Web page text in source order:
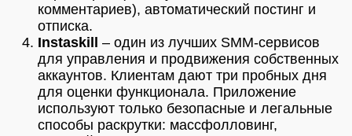
комментариев), автоматический постинг и
отписка.
Instaskill – один из лучших SMM-сервисов
для управления и продвижения собственных
аккаунтов. Клиентам дают три пробных дня
для оценки функционала. Приложение
используют только безопасные и легальные
способы раскрутки: массфолловинг,